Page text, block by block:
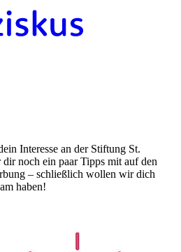
Interesse an der Stiftung St.
noch ein paar Tipps mit auf den
– schließlich wollen wir dich
haben!